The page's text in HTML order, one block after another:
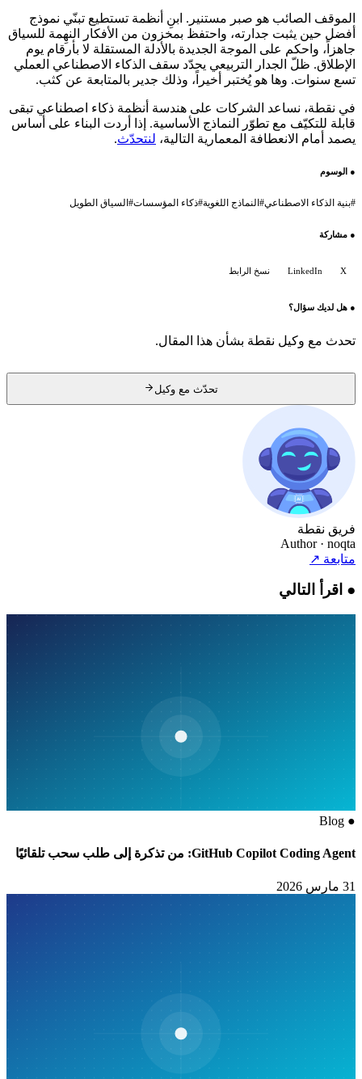
الموقف الصائب هو صبر مستنير. ابنِ أنظمة تستطيع تبنّي نموذج
أفضل حين يثبت جدارته، واحتفظ بمخزون من الأفكار النهِمة للسياق
جاهزاً، واحكم على الموجة الجديدة بالأدلة المستقلة لا بأرقام يوم
الإطلاق. ظلّ الجدار التربيعي يحدّد سقف الذكاء الاصطناعي العملي
تسع سنوات. وها هو يُختبر أخيراً، وذلك جدير بالمتابعة عن كثب.
في نقطة، نساعد الشركات على هندسة أنظمة ذكاء اصطناعي تبقى
قابلة للتكيّف مع تطوّر النماذج الأساسية. إذا أردت البناء على أساس
يصمد أمام الانعطافة المعمارية التالية،لنتحدّث.
●الوسوم
بنية الذكاء الاصطناعي# النماذج اللغوية#ذكاء المؤسسات#السياق الطويل
●مشاركة
LinkedIn نسخ الرابط
●هل لديك سؤال؟
تحدث مع وكيل نقطة بشأن هذا المقال.
تحدّث مع وكيل
فريق نقطة
Author · noqta
متابعة↗
●اقرأ التالي
●
Blog
GitHub Copilot Coding Agent: من تذكرة إلى طلب سحب تلقائيًا
31 مارس 2026